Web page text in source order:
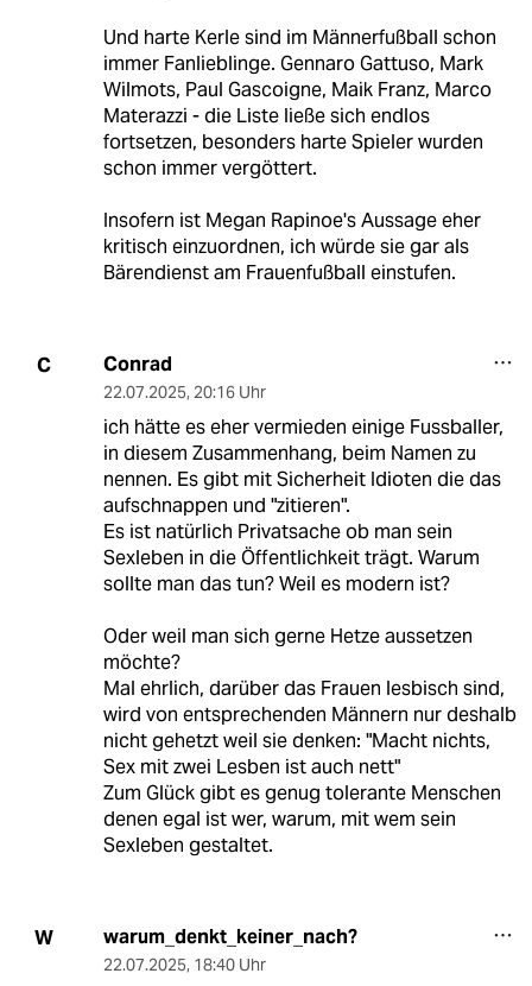
Und harte Kerle sind im Männerfußball schon
immer Fanlieblinge. Gennaro Gattuso, Mark
Wilmots, Paul Gascoigne, Maik Franz, Marco
Materazzi - die Liste ließe sich endlos
fortsetzen, besonders harte Spieler wurden
schon immer vergöttert.
Insofern ist Megan Rapinoe's Aussage eher
kritisch einzuordnen, ich würde sie gar als
Bärendienst am Frauenfußball einstufen.
C Conrad
22.07.2025, 20:16 Uhr
ich hätte es eher vermieden einige Fussballer,
in diesem Zusammenhang, beim Namen zu
nennen. Es gibt mit Sicherheit Idioten die das
aufschnappen und "zitieren".
Es ist natürlich Privatsache ob man sein
Sexleben in die Öffentlichkeit trägt. Warum
sollte man das tun? Weil es modern ist?
Oder weil man sich gerne Hetze aussetzen
möchte?
Mal ehrlich, darüber das Frauen lesbisch sind,
wird von entsprechenden Männern nur deshalb
nicht gehetzt weil sie denken: "Macht nichts,
Sex mit zwei Lesben ist auch nett"
Zum Glück gibt es genug tolerante Menschen
denen egal ist wer, warum, mit wem sein
Sexleben gestaltet.
W warum_denkt_keiner_nach?
22.07.2025, 18:40 Uhr